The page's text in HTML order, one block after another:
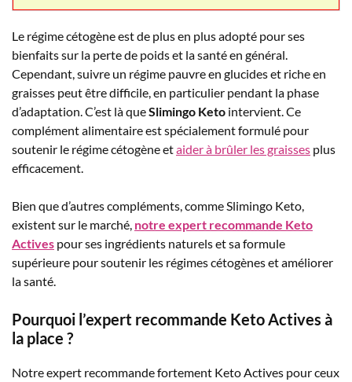
Le régime cétogène est de plus en plus adopté pour ses
bienfaits sur la perte de poids et la santé en général.
Cependant, suivre un régime pauvre en glucides et riche en
graisses peut être difficile, en particulier pendant la phase
d’adaptation. C’est là queSlimingo Keto intervient. Ce
complément alimentaire est spécialement formulé pour
soutenir le régime cétogène etaider à brûler les graisses plus
efficacement.
Bien que d’autres compléments, comme Slimingo Keto,
existent sur le marché, notre expert recommande Keto
Actives pour ses ingrédients naturels et sa formule
supérieure pour soutenir les régimes cétogènes et améliorer
la santé.
Pourquoi l’expert recommande Keto Actives à
la place ?
Notre expert recommande fortement Keto Actives pour ceux